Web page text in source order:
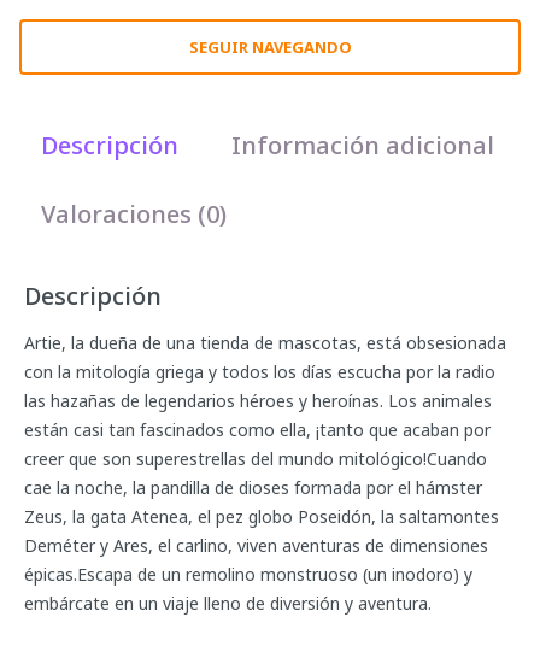
SEGUIR NAVEGANDO
Descripción Información adicional
Valoraciones (0)
Descripción
Artie, la dueña de una tienda de mascotas, está obsesionada
con la mitología griega y todos los días escucha por la radio
las hazañas de legendarios héroes y heroínas. Los animales
están casi tan fascinados como ella, ¡tanto que acaban por
creer que son superestrellas del mundo mitológico!Cuando
cae la noche, la pandilla de dioses formada por el hámster
Zeus, la gata Atenea, el pez globo Poseidón, la saltamontes
Deméter y Ares, el carlino, viven aventuras de dimensiones
épicas.Escapa de un remolino monstruoso (un inodoro) y
embárcate en un viaje lleno de diversión y aventura.